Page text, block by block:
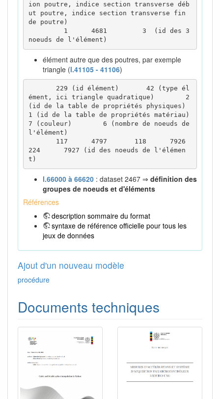
ion poutre, indice section transverse déb
ut poutre, indice section transverse fin
de poutre)
noeuds de l'élément)
élément autre que des poutres, par exemple
triangle (l.41105 - 41106)
ément, ici triangle quadratique)        2
(id de la table de propriétés physiques)
1 (id de la table de propriétés matériau)
7 (couleur)        6 (nombre de noeuds de
l'élément)
224      7927 (id des noeuds de l'élémen
t)
l.66000 à 66620 : dataset 2467 ⇒ définition des
groupes de noeuds et d'éléments
Références
description sommaire du format
syntaxe de référence officielle pour tous les
jeux de données
Ajout d'un nouveau modèle
procédure
Documents techniques